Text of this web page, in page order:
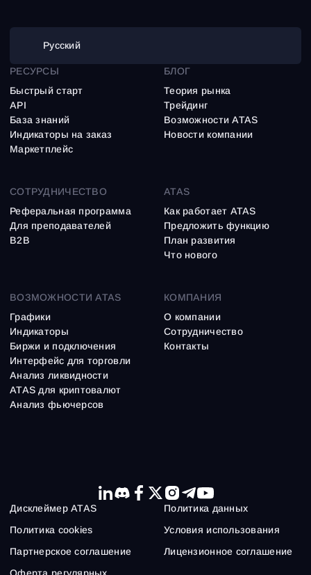
Русский
ВОЗМОЖНОСТИ ATAS
Графики
Индикаторы
Биржи и подключения
Интерфейс для торговли
Анализ ликвидности
ATAS для криптовалют
Анализ фьючерсов
РЕСУРСЫ
Быстрый старт
API
База знаний
Индикаторы на заказ
Маркетплейс
БЛОГ
Теория рынка
Трейдинг
Возможности ATAS
Новости компании
СОТРУДНИЧЕСТВО
Реферальная программа
Для преподавателей
B2B
ATAS
Как работает ATAS
Предложить функцию
План развития
Что нового
КОМПАНИЯ
О компании
Сотрудничество
Контакты
Дисклеймер ATAS
Политика данных
Политика cookies
Условия использования
Партнерское соглашение
Лицензионное соглашение
Оферта регулярных